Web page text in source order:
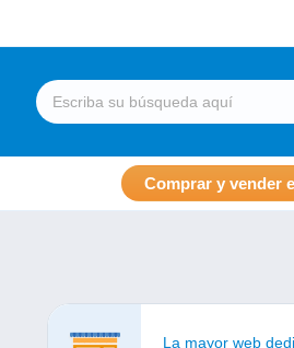
Comprar y vender
La mayor web